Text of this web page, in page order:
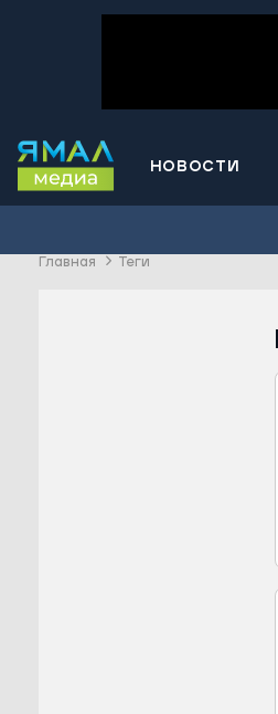
НОВОСТИ
Главная Теги